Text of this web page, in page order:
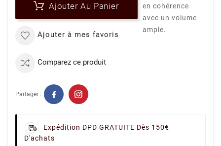
en cohérence
avec un volume
ample.
Ajouter Au Panier
Ajouter à mes favoris
Comparez ce produit
Partager :
Expédition DPD GRATUITE Dès 150€
D'achats